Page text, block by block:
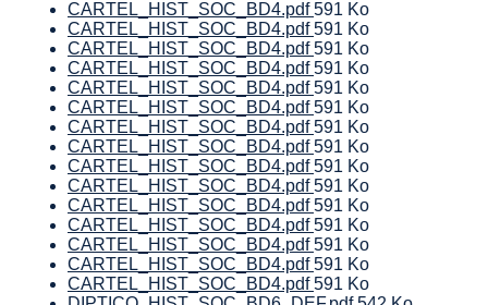
CARTEL_HIST_SOC_BD4.pdf591 Ko
CARTEL_HIST_SOC_BD4.pdf591 Ko
CARTEL_HIST_SOC_BD4.pdf591 Ko
CARTEL_HIST_SOC_BD4.pdf591 Ko
CARTEL_HIST_SOC_BD4.pdf591 Ko
CARTEL_HIST_SOC_BD4.pdf591 Ko
CARTEL_HIST_SOC_BD4.pdf591 Ko
CARTEL_HIST_SOC_BD4.pdf591 Ko
CARTEL_HIST_SOC_BD4.pdf591 Ko
CARTEL_HIST_SOC_BD4.pdf591 Ko
CARTEL_HIST_SOC_BD4.pdf591 Ko
CARTEL_HIST_SOC_BD4.pdf591 Ko
CARTEL_HIST_SOC_BD4.pdf591 Ko
CARTEL_HIST_SOC_BD4.pdf591 Ko
CARTEL_HIST_SOC_BD4.pdf591 Ko